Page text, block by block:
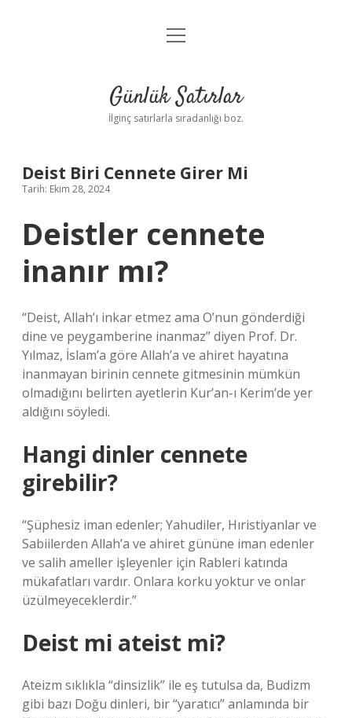
Anasayfa
Yasal Uyarı
menüyü
Günlük Satırlar
İlginç satırlarla sıradanlığı boz.
Deist Biri Cennete Girer Mi
Tarih: Ekim 28, 2024
Deistler cennete
inanır mı?
“Deist, Allah’ı inkar etmez ama O’nun gönderdiği
dine ve peygamberine inanmaz” diyen Prof. Dr.
Yılmaz, İslam’a göre Allah’a ve ahiret hayatına
inanmayan birinin cennete gitmesinin mümkün
olmadığını belirten ayetlerin Kur’an-ı Kerim’de yer
aldığını söyledi.
Hangi dinler cennete
girebilir?
“Şüphesiz iman edenler; Yahudiler, Hıristiyanlar ve
Sabiilerden Allah’a ve ahiret gününe iman edenler
ve salih ameller işleyenler için Rableri katında
mükafatları vardır. Onlara korku yoktur ve onlar
üzülmeyeceklerdir.”
Deist mi ateist mi?
Ateizm sıklıkla “dinsizlik” ile eş tutulsa da, Budizm
gibi bazı Doğu dinleri, bir “yaratıcı” anlamında bir